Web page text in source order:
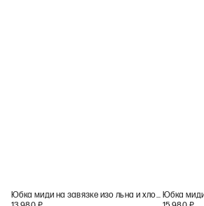
Юбка миди на завязке изо льна и хлопка